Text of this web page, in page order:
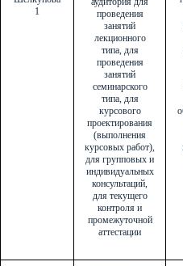
1
проведения
занятий
лекционного
типа, для
проведения
занятий
семинарского
типа, для
курсового
проектирования
(выполнения
курсовых работ),
для групповых и
индивидуальных
консультаций,
для текущего
контроля и
промежуточной
аттестации